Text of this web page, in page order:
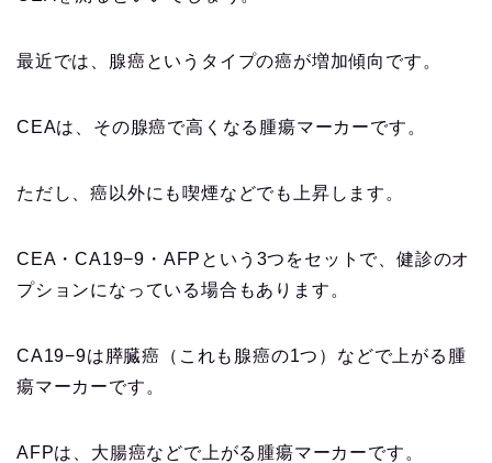
最近では、腺癌というタイプの癌が増加傾向です。
CEAは、その腺癌で高くなる腫瘍マーカーです。
ただし、癌以外にも喫煙などでも上昇します。
CEA・CA19−9・AFPという3つをセットで、健診のオ
プションになっている場合もあります。
CA19−9は膵臓癌（これも腺癌の1つ）などで上がる腫
瘍マーカーです。
AFPは、大腸癌などで上がる腫瘍マーカーです。